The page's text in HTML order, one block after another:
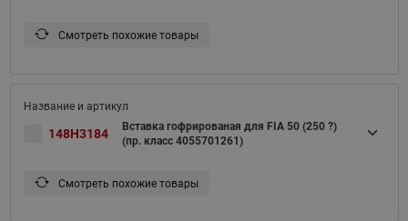
Смотреть похожие товары
148H3184
Вставка гофрированая для FIA 50 (250 ?)
(пр. класс 4055701261)
Смотреть похожие товары